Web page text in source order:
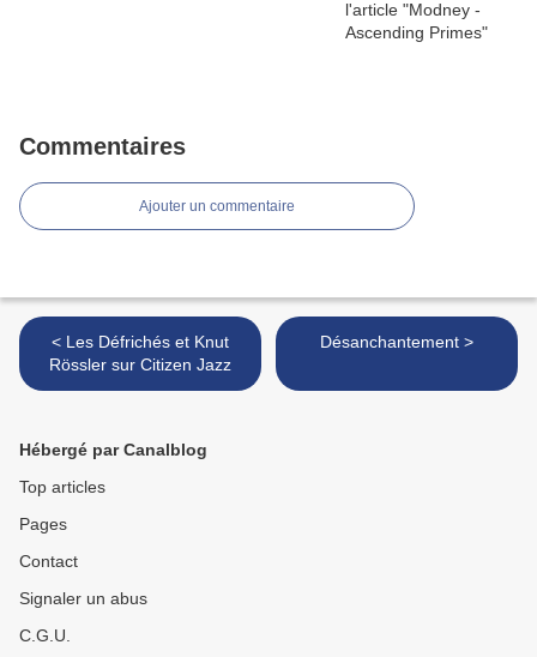
Commentaires
Ajouter un commentaire
< Les Défrichés et Knut
Rössler sur Citizen Jazz
Désanchantement >
Hébergé par Canalblog
Top articles
Pages
Contact
Signaler un abus
C.G.U.